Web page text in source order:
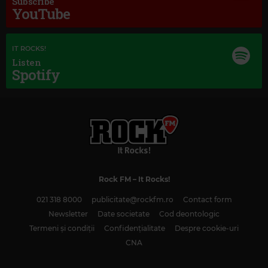
Magic Love
YouTube
IT ROCKS!
Listen
Spotify
Rock FM– It Rocks!
021 318 8000 publicitate@rockfm.ro
Contact form
Newsletter
Date societate
Cod deontologic
Termeni și condiții
Confidențialitate
Despre cookie-uri
CNA